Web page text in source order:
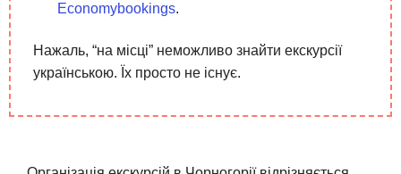
Economybookings.
Нажаль, “на місці” неможливо знайти екскурсії
українською. Їх просто не існує.